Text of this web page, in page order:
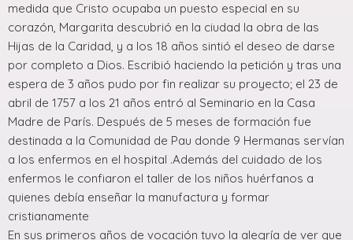
medida que Cristo ocupaba un puesto especial en su
corazón, Margarita descubrió en la ciudad la obra de las
Hijas de la Caridad, y a los 18 años sintió el deseo de darse
por completo a Dios. Escribió haciendo la petición y tras una
espera de 3 años pudo por fin realizar su proyecto; el 23 de
abril de 1757 a los 21 años entró al Seminario en la Casa
Madre de París. Después de 5 meses de formación fue
destinada a la Comunidad de Pau donde 9 Hermanas servían
a los enfermos en el hospital .Además del cuidado de los
enfermos le confiaron el taller de los niños huérfanos a
quienes debía enseñar la manufactura y formar
cristianamente
En sus primeros años de vocación tuvo la alegría de ver que